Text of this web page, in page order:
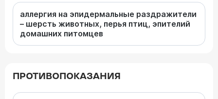
аллергия на эпидермальные раздражители
– шерсть животных, перья птиц, эпителий
домашних питомцев
ПРОТИВОПОКАЗАНИЯ